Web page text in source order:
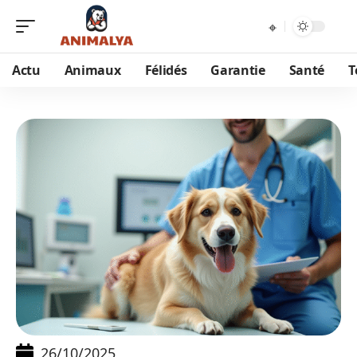
Actu Animaux Félidés Garantie Santé